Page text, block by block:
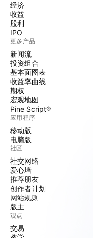
经济
收益
股利
IPO
更多产品
新闻流
投资组合
基本面图表
收益率曲线
期权
宏观地图
Pine Script®
应用程序
移动版
电脑版
社区
社交网络
爱心墙
推荐朋友
创作者计划
网站规则
版主
观点
交易